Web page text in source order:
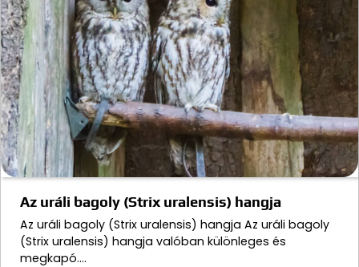
Az uráli bagoly (Strix uralensis) hangja
Az uráli bagoly (Strix uralensis) hangja Az uráli bagoly
(Strix uralensis) hangja valóban különleges és
megkapó.…